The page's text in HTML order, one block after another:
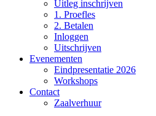
Uitleg inschrijven
1. Proefles
2. Betalen
Inloggen
Uitschrijven
Evenementen
Eindpresentatie 2026
Workshops
Contact
Zaalverhuur